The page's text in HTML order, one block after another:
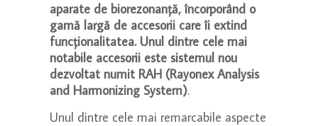
aparate de biorezonanță, încorporând o
gamă largă de accesorii care îi extind
funcționalitatea. Unul dintre cele mai
notabile accesorii este sistemul nou
dezvoltat numit RAH (Rayonex Analysis
and Harmonizing System).
Unul dintre cele mai remarcabile aspecte